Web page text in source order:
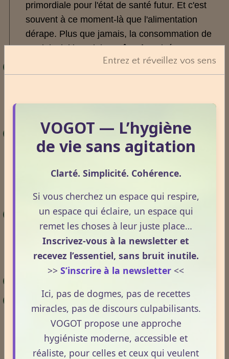
primordiale pour l'état de santé futur. Et c'est
souvent à ce moment-là que l'alimentation
dérape. Plus que jamais, la consommation de
produits laitiers doivent être favorisée.
Qui attendent un bébé ou qui allaitent :
La grossesse entraîne une augmentation
globale des besoins, notamment en calcium, fer
Qui vieillissent :
Manger autant qu'avant sans négliger les
produits laitiers !
Qui mangent au fast-food : (je ne cautionne pas)
Préférez une salade, un hamburger classique et
1 jus d'orange ou un milk-shake
Entrez et réveillez vos sens
VOGOT — L’hygiène
de vie sans agitation
Clarté. Simplicité. Cohérence.
Si vous cherchez un espace qui respire,
un espace qui éclaire, un espace qui
remet les choses à leur juste place…
Inscrivez-vous à la newsletter et
recevez l’essentiel, sans bruit inutile.
>> S’inscrire à la newsletter <<
Ici, pas de dogmes, pas de recettes
miracles, pas de discours culpabilisants.
VOGOT propose une approche
hygiéniste moderne, accessible et
réaliste, pour celles et ceux qui veulent